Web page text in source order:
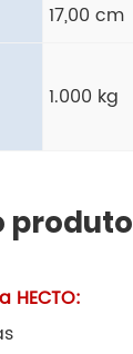
17,00 cm
1.000 kg
produto
HECTO: